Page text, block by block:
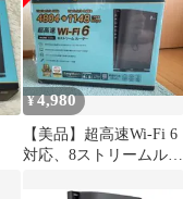
¥4,980
【美品】超高速Wi-Fi 6
対応、8ストリームルー